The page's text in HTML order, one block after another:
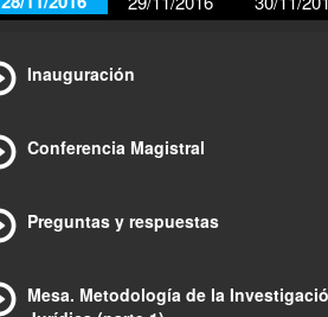
Inauguración
Conferencia Magistral
Preguntas y respuestas
Mesa. Metodología de la